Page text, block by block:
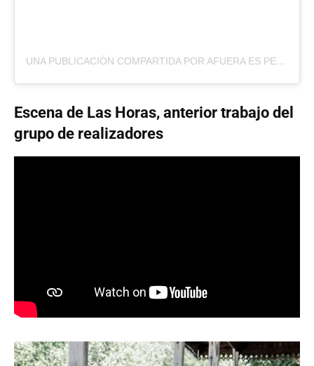
UNA PUBLICACIÓN COMPARTIDA POR AFUERA ES PELIGROSO (@AFUERAESPELIGROSO)
Escena de Las Horas, anterior trabajo del
grupo de realizadores